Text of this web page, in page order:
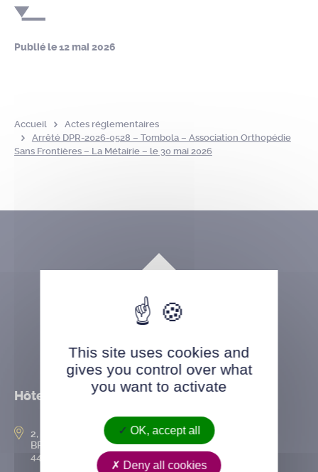
Publié le12 mai 2026
Accueil
Actes réglementaires
Arrêté DPR-2026-0528 – Tombola – Association Orthopédie
Sans Frontières – La Métairie – le 30 mai 2026
Hôtel de ville
2, rue de l’Hôtel-de-Ville
BP 50167
44802 Saint-Herblain cedex
This site uses cookies and
gives you control over what
you want to activate
OK, accept all
Deny all cookies